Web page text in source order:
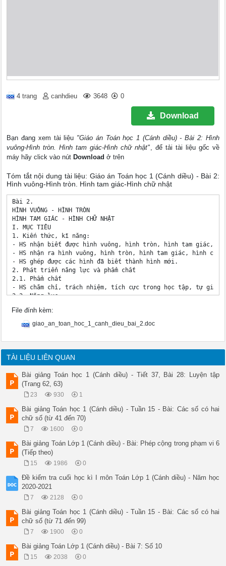
4 trang canhdieu 3648 0
Download
Bạn đang xem tài liệu "Giáo án Toán học 1 (Cánh diều) - Bài 2: Hình
vuông-Hình tròn. Hình tam giác-Hình chữ nhật", để tải tài liệu gốc về
máy hãy click vào nút Download ở trên
Tóm tắt nội dung tài liệu: Giáo án Toán học 1 (Cánh diều) - Bài 2:
Hình vuông-Hình tròn. Hình tam giác-Hình chữ nhật
Bài 2.
HÌNH VUÔNG - HÌNH TRÒN
HÌNH TAM GIÁC - HÌNH CHỮ NHẬT
I. MỤC TIÊU
1. Kiến thức, kĩ năng:
- HS nhận biết được hình vuông, hình tròn, hình tam giác,
- HS nhận ra hình vuông, hình tròn, hình tam giác, hình
- HS ghép được các hình đã biết thành hình mới.
2. Phát triển năng lực và phẩm chất
2.1. Phẩm chất
- HS chăm chỉ, trách nhiệm, tích cực trong học tập, tự giác
2.2. Năng lực
- HS biết lắp ghép tạo hình mới từ các hình đã học (NL sử
- HS trình bày được ý tưởng, đặt câu hỏi và trả lời về các
3. Vận dụng được kiến thức, kĩ năng được hình thành trong
- SGK, SGV, giáo án.
- Tranh tình huống.
- Bộ đồ dùng môn Toán: Các thẻ hình vuông, hình tròn, hình
2. Học sinh
- Sách giáo khoa, VBT Toán 1
- Bộ đồ dùng môn Toán.
III. TIẾN TRÌNH LÊN LỚP
1. Ổn định tổ chức (1p)
Kiểm tra sĩ số lớp + Đồ dùng sách vở của HS
2. Tiến trình bài dạy
TG
Hoạt động của GV
Hoạt động của HS
A. Hoạt động khởi động
* Mục tiêu:
Giúp HS tạo hứng thú khi bắt đầu tiết học.
* Cách tiến hành:
- GV tổ chức cho HS xem tranh khởi động chia sẻ theo cặp
- HS xem tranh, chia sẻ theo cặp đôi
7’
B. Hoạt đông hình thành kiến thức
* Mục tiêu
- Nhận biết được hình vuông, hình tròn, hình tam giác, hình
* Cách tiến hành
File đính kèm:
giao_an_toan_hoc_1_canh_dieu_bai_2.doc
TÀI LIỆU LIÊN QUAN
Bài giảng Toán học 1 (Cánh diều) - Tiết 37, Bài 28: Luyện tập
(Trang 62, 63)
23 930 1
Bài giảng Toán học 1 (Cánh diều) - Tuần 15 - Bài: Các số có hai
chữ số (từ 41 đến 70)
7 1600 0
Bài giảng Toán Lớp 1 (Cánh diều) - Bài: Phép cộng trong phạm vi 6
(Tiếp theo)
15 1986 0
Đề kiểm tra cuối học kì I môn Toán Lớp 1 (Cánh diều) - Năm học
2020-2021
7 2128 0
Bài giảng Toán học 1 (Cánh diều) - Tuần 15 - Bài: Các số có hai
chữ số (từ 71 đến 99)
7 1900 0
Bài giảng Toán Lớp 1 (Cánh diều) - Bài 7: Số 10
15 2038 0